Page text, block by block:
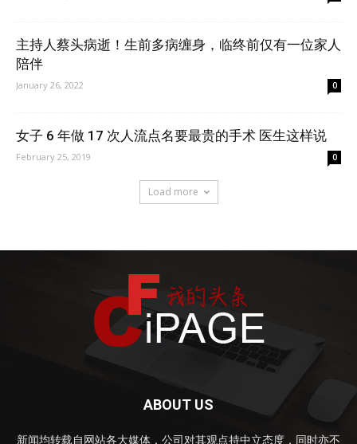
主持人蔡头病逝！生前多病缠身，临终前仅有一位家人
陪伴
January 26, 2022 0
女子 6 年做 17 次人流点名要最贵的手术 医生这样说
February 25, 2019 0
Load more
ABOUT US
新闻均转载自网站各大媒体，公司对其观点持中立态度，同时亦不